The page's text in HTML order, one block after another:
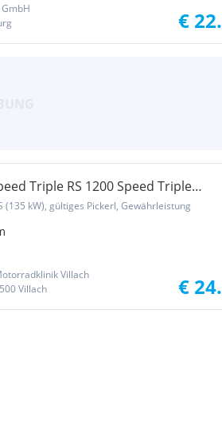
€
Triple RS 1200 Speed Triple
€ 249.-
(135 kW), gültiges Pickerl, Gewährleistung
Villach
Villach
€